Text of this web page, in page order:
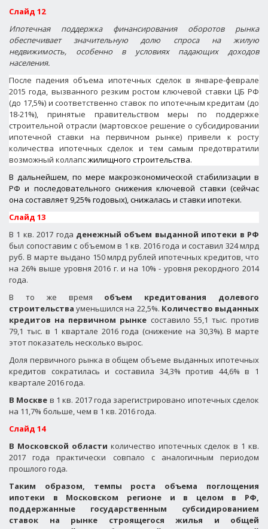
Слайд 12
Ипотечная поддержка финансирования оборотов рынка
обеспечивает значительную долю спроса на жилую
недвижимость, особенно в условиях падающих доходов
населения.
После падения объема ипотечных сделок в январе-феврале
2015 года, вызванного резким ростом ключевой ставки ЦБ РФ
(до 17,5%) и соответственно ставок по ипотечным кредитам (до
18-21%), принятые правительством меры по поддержке
строительной отрасли (мартовское решение о субсидировании
ипотечной ставки на первичном рынке) привели к росту
количества ипотечных сделок и тем самым предотвратили
возможный коллапсжилищного строительства.
В дальнейшем, по мере макроэкономической стабилизации в
РФ и последовательного снижения ключевой ставки (сейчас
она составляет 9,25% годовых), снижалась и ставки ипотеки.
Слайд 13
В 1 кв. 2017 года денежный объем выданной ипотеки в РФ
был сопоставим с объемом в 1 кв. 2016 года и составил 324 млрд
руб. В марте выдано 150 млрд рублей ипотечных кредитов, что
на 26% выше уровня 2016 г. и на 10% - уровня рекордного 2014
года.
В то же время объем кредитования долевого
строительства уменьшился на 22,5%. Количество выданных
кредитов на первичном рынке составило 55,1 тыс. против
79,1 тыс. в 1 квартале 2016 года (снижение на 30,3%). В марте
этот показатель несколько вырос.
Доля первичного рынка в общем объеме выданных ипотечных
кредитов сократилась и составила 34,3% против 44,6% в 1
квартале 2016 года.
В Москве в 1 кв. 2017 года зарегистрировано ипотечных сделок
на 11,7% больше, чем в 1 кв. 2016 года.
Слайд 14
В Московской области количество ипотечных сделок в 1 кв.
2017 года практически совпало с аналогичным периодом
прошлого года.
Таким образом, темпы роста объема поглощения
ипотеки в Московском регионе и в целом в РФ,
поддержанные государственным субсидированием
ставок на рынке строящегося жилья и общей